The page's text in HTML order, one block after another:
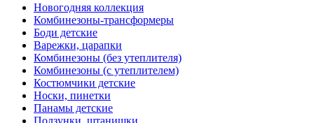
Новогодняя коллекция
Комбинезоны-трансформеры
Боди детские
Варежки, царапки
Комбинезоны (без утеплителя)
Комбинезоны (с утеплителем)
Костюмчики детские
Носки, пинетки
Панамы детские
Ползунки, штанишки